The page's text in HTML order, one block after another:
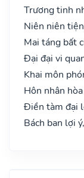
Trương tinh
Niên niên
Mai táng bất
Đại đại vi
Khai môn
Hôn nhân
Điền tàm đại
Bách ban lợi